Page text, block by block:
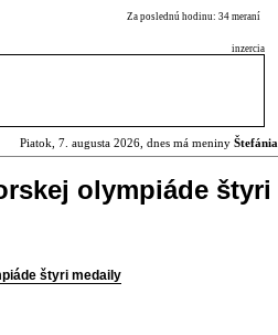
Za poslednú hodinu: 34 meraní
inzercia
Piatok, 7. augusta 2026, dnes má meniny Štefánia
olympiáde štyri
štyri medaily